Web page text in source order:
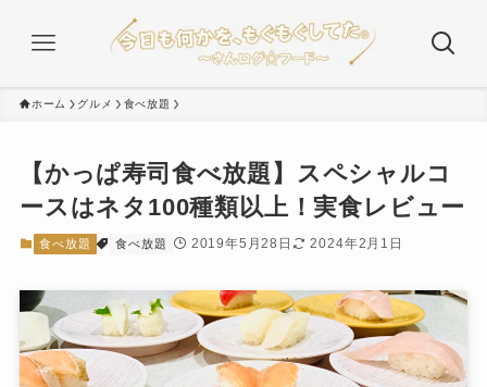
ホーム グルメ 食べ放題
【かっぱ寿司食べ放題】スペシャルコ
ースはネタ100種類以上！実食レビュー
食べ放題 食べ放題 2019年5月28日 2024年2月1日